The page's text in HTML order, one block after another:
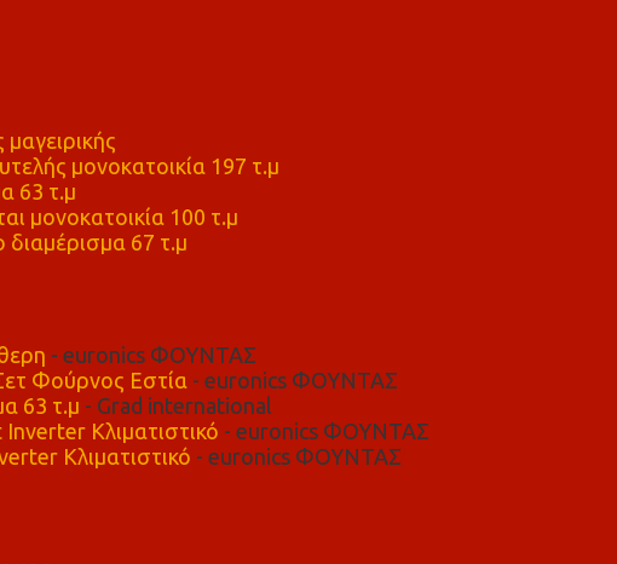
μονοκατοικία 197 τ.μ
63 τ.μ
μονοκατοικία 100 τ.μ
διαμέρισμα 67 τ.μ
- euronics ΦΟΥΝΤΑΣ
Φούρνος Εστία - euronics ΦΟΥΝΤΑΣ
63 τ.μ - Grad international
Κλιματιστικό - euronics ΦΟΥΝΤΑΣ
Κλιματιστικό - euronics ΦΟΥΝΤΑΣ